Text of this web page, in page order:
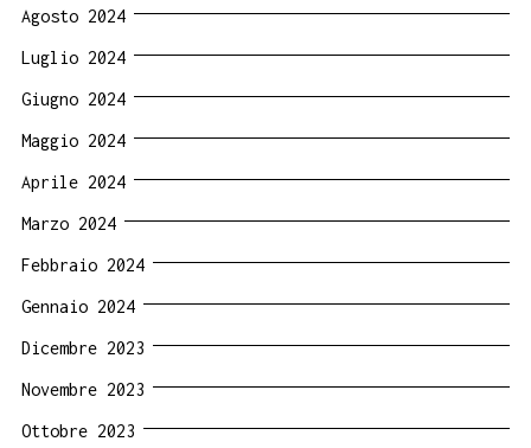
Agosto 2024
Luglio 2024
Giugno 2024
Maggio 2024
Aprile 2024
Marzo 2024
Febbraio 2024
Gennaio 2024
Dicembre 2023
Novembre 2023
Ottobre 2023